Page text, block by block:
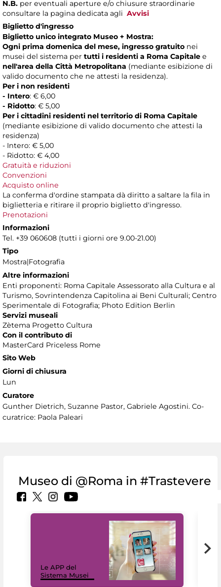
N.B. per eventuali aperture e/o chiusure straordinarie
consultare la pagina dedicata agli Avvisi
Biglietto d'ingresso
Biglietto unico integrato Museo + Mostra:
Ogni prima domenica del mese, ingresso gratuito nei
musei del sistema per tutti i residenti a Roma Capitale e
nell'area della Città Metropolitana (mediante esibizione di
valido documento che ne attesti la residenza).
Per i non residenti
- Intero: € 6,00
- Ridotto: € 5,00
Per i cittadini residenti nel territorio di Roma Capitale
(mediante esibizione di valido documento che attesti la
residenza)
- Intero: € 5,00
- Ridotto: € 4,00
Gratuità e riduzioni
Convenzioni
Acquisto online
La conferma d'ordine stampata dà diritto a saltare la fila in
biglietteria e ritirare il proprio biglietto d'ingresso.
Prenotazioni
Informazioni
Tel. +39 060608 (tutti i giorni ore 9.00-21.00)
Tipo
Mostra|Fotografia
Altre informazioni
Enti proponenti: Roma Capitale Assessorato alla Cultura e al
Turismo, Sovrintendenza Capitolina ai Beni Culturali; Centro
Sperimentale di Fotografia; Photo Edition Berlin
Servizi museali
Zètema Progetto Cultura
Con il contributo di
MasterCard Priceless Rome
Sito Web
Giorni di chiusura
Lun
Curatore
Gunther Dietrich, Suzanne Pastor, Gabriele Agostini. Co-
curatrice: Paola Paleari
Museo di @Roma in #Trastevere
Le APP del
Sistema Musei